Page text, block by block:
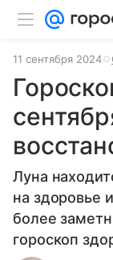
11 сентября 2024
Луна
на здоровье
более
гороскоп